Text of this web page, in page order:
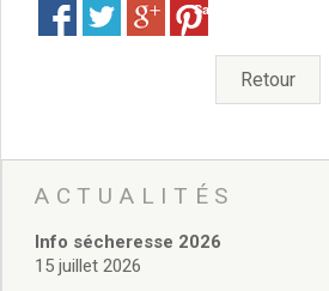
Licences boissons
Plan Local d’Urbanisme
Budgets
Budget de
Conseils municipaux
Règlement du conseil
Save
Retour
ACTUALITÉS
Info sécheresse 2026
15 juillet 2026